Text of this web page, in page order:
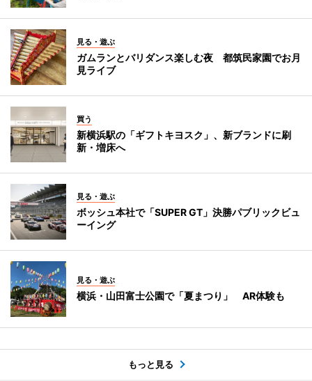
見る・遊ぶ
ガムランとバリダンス楽しむ夜 都筑民家園でお月
見ライブ
買う
新横浜駅の「ギフトキヨスク」、新ブランドに刷
新・増床へ
見る・遊ぶ
ボッシュ本社で「SUPER GT」決勝パブリックビュ
ーイング
見る・遊ぶ
横浜・山田富士公園で「夏まつり」 AR体験も
もっと見る